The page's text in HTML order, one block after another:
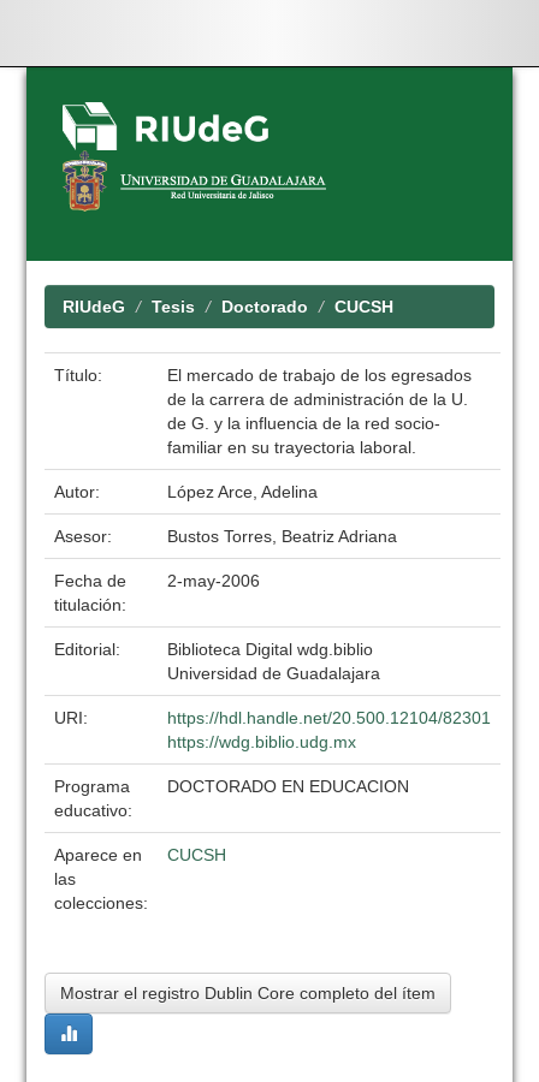
Skip
navigation
RIUdeG Tesis Doctorado CUCSH
Título:
El mercado de trabajo de los egresados
de la carrera de administración de la U.
de G. y la influencia de la red socio-
familiar en su trayectoria laboral.
Autor: López Arce, Adelina
Asesor: Bustos Torres, Beatriz Adriana
Fecha de
titulación:
2-may-2006
Editorial:
Biblioteca Digital wdg.biblio
Universidad de Guadalajara
URI:
https://hdl.handle.net/20.500.12104/82301
https://wdg.biblio.udg.mx
Programa
educativo:
DOCTORADO EN EDUCACION
Aparece en
las
colecciones:
CUCSH
Mostrar el registro Dublin Core completo del ítem